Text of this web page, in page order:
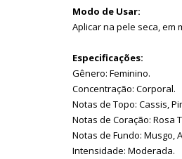
Modo de Usar:
Aplicar na pele seca,
Especificações:
Gênero: Feminino.
Concentração: Corporal.
Notas de Topo: Cassis,
Notas de Coração: Rosa
Notas de Fundo: Musgo,
Intensidade: Moderada.